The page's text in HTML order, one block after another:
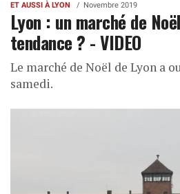
ET AUSSI À LYON Novembre 2019
Lyon : un marché de
tendance ? - VIDEO
Le marché de Noël de Lyon a
samedi.